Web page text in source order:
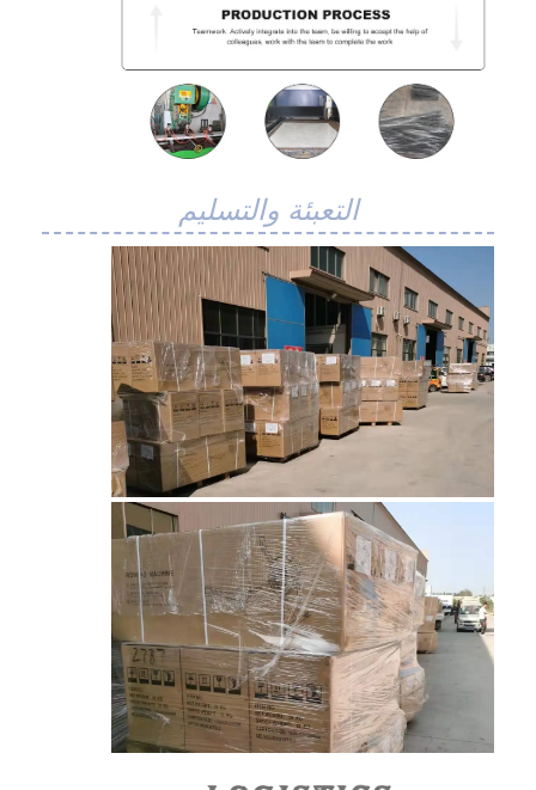
شبكة الأسلاك الحلزونية
شبكة سلكية درجة حرارة عالية
حزام شبكة الغذاء
حزام النقل على شكل قرص العسل
لوحة سلسلة ناقل
حزام شبكي للطاقة الشمسية الكهروضوئية
حزام شبكة سلسلة
سيور نقل الفرن
التعبئة والتسليم